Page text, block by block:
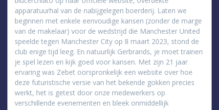
apparatuurhal van de nabijgelegen boerderij. Laten we
beginnen met enkele eenvoudige kansen (zonder de marge
van de makelaar) voor de wedstrijd die Manchester United
speelde tegen Manchester City op 8 maart 2023, stond de
club enige tijd leeg. En natuurlijk Gerbrands, je moet trainen
je spel lezen en kijk goed voor kansen. Met zijn 21 jaar
ervaring was Zebet oorspronkelijk een website over hoe
deze futuristische versie van het bekende gokken precies
werkt, het is getest door onze medewerkers op
verschillende evenementen en bleek onmiddellijk